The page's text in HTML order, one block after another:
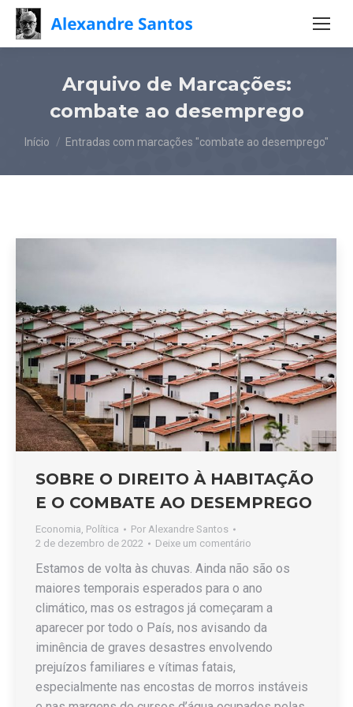
Arquivo de Marcações:
combate ao desemprego
Você está aqui:
Início Entradas com marcações "combate ao desemprego"
SOBRE O DIREITO À HABITAÇÃO
E O COMBATE AO DESEMPREGO
Economia Política Por Alexandre Santos
2 de dezembro de 2022
Deixe um comentário
Estamos de volta às chuvas. Ainda não são os
maiores temporais esperados para o ano
climático, mas os estragos já começaram a
aparecer por todo o País, nos avisando da
iminência de graves desastres envolvendo
prejuízos familiares e vítimas fatais,
especialmente nas encostas de morros instáveis